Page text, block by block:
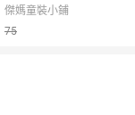
傑媽童裝小鋪
75